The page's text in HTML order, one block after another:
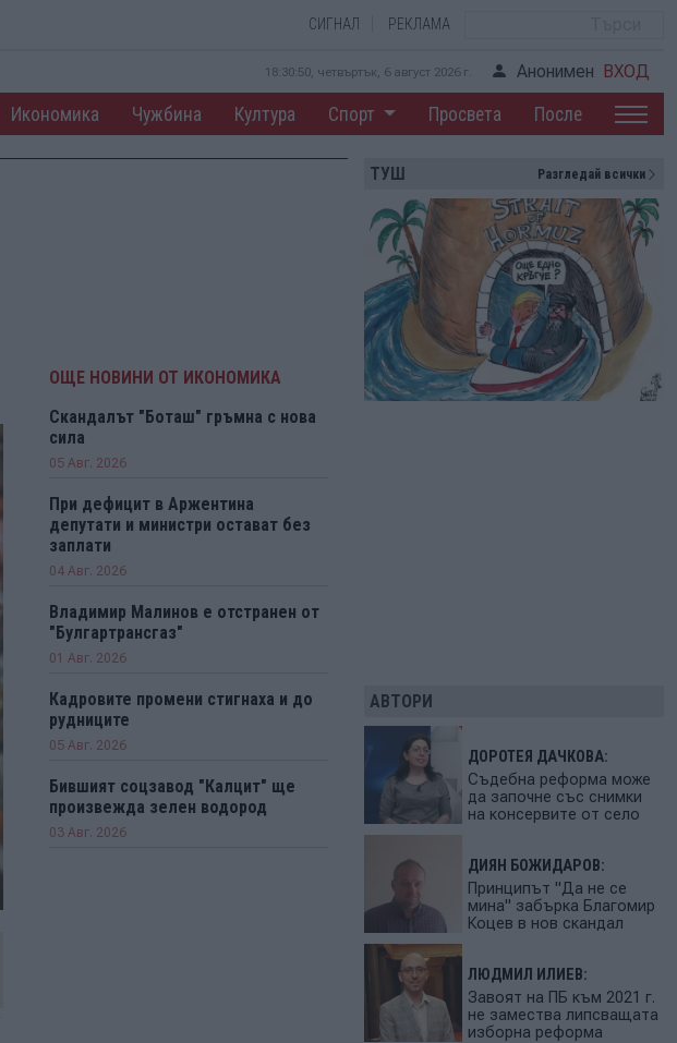
СИГНАЛ РЕКЛАМА
18:30:51, четвъртък, 6 август 2026 г. Анонимен ВХОД
Икономика Чужбина Култура Спорт Просвета После
ОЩЕ НОВИНИ ОТ ИКОНОМИКА
Скандалът "Боташ" гръмна с нова
сила
05 Авг. 2026
При дефицит в Аржентина
депутати и министри остават без
заплати
04 Авг. 2026
Владимир Малинов е отстранен от
"Булгартрансгаз"
01 Авг. 2026
Кадровите промени стигнаха и до
рудниците
05 Авг. 2026
Бившият соцзавод "Калцит" ще
произвежда зелен водород
03 Авг. 2026
ТУШ Разгледай всички
АВТОРИ
ДОРОТЕЯ ДАЧКОВА:
Съдебна реформа може
да започне със снимки
на консервите от село
ДИЯН БОЖИДАРОВ:
Принципът "Да не се
мина" забърка Благомир
Коцев в нов скандал
ЛЮДМИЛ ИЛИЕВ:
Завоят на ПБ към 2021 г.
не замества липсващата
изборна реформа